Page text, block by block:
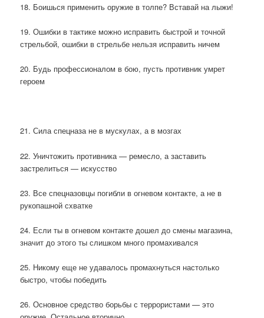
18. Боишься применить оружие в толпе? Вставай на лыжи!
19. Ошибки в тактике можно исправить быстрой и точной
стрельбой, ошибки в стрельбе нельзя исправить ничем
20. Будь профессионалом в бою, пусть противник умрет
героем
21. Сила спецназа не в мускулах, а в мозгах
22. Уничтожить противника — ремесло, а заставить
застрелиться — искусство
23. Все спецназовцы погибли в огневом контакте, а не в
рукопашной схватке
24. Если ты в огневом контакте дошел до смены магазина,
значит до этого ты слишком много промахивался
25. Никому еще не удавалось промахнуться настолько
быстро, чтобы победить
26. Основное средство борьбы с террористами — это